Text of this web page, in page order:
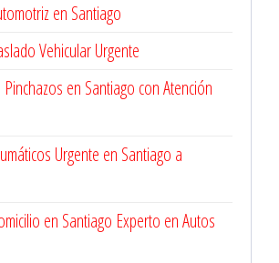
en Santiago
Vehicular Urgente
en Santiago con Atención
Urgente en Santiago a
en Santiago Experto en Autos